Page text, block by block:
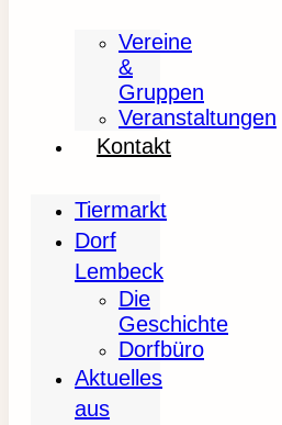
Vereine
&
Gruppen
Veranstaltungen
Kontakt
Tiermarkt
Dorf
Lembeck
Die
Geschichte
Dorfbüro
Aktuelles
aus